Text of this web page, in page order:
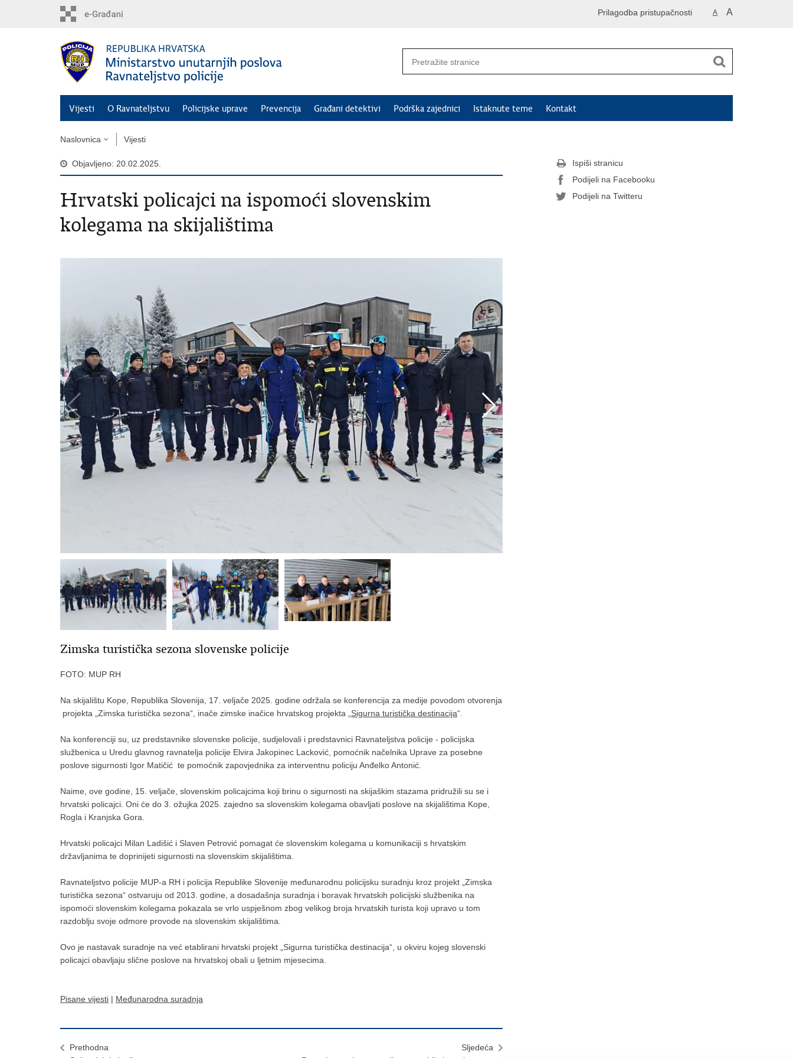
A A
Prilagodba pristupačnosti
Vijesti O Ravnateljstvu Policijske uprave Prevencija Građani detektivi Podrška zajednici Istaknute teme Kontakt
Naslovnica Vijesti
Objavljeno: 20.02.2025.
Hrvatski policajci na ispomoći slovenskim
kolegama na skijalištima
Zimska turistička sezona slovenske policije
FOTO: MUP RH
Na skijalištu Kope, Republika Slovenija, 17. veljače 2025. godine održala se konferencija za medije povodom otvorenja
projekta „Zimska turistička sezona“, inače zimske inačice hrvatskog projekta „ Sigurna turistička destinacija“.
Na konferenciji su, uz predstavnike slovenske policije, sudjelovali i predstavnici Ravnateljstva policije - policijska
službenica u Uredu glavnog ravnatelja policije Elvira Jakopinec Lacković, pomoćnik načelnika Uprave za posebne
poslove sigurnosti Igor Matičić te pomoćnik zapovjednika za interventnu policiju Anđelko Antonić.
Naime, ove godine, 15. veljače, slovenskim policajcima koji brinu o sigurnosti na skijaškim stazama pridružili su se i
hrvatski policajci. Oni će do 3. ožujka 2025. zajedno sa slovenskim kolegama obavljati poslove na skijalištima Kope,
Rogla i Kranjska Gora.
Hrvatski policajci Milan Ladišić i Slaven Petrović pomagat će slovenskim kolegama u komunikaciji s hrvatskim
državljanima te doprinijeti sigurnosti na slovenskim skijalištima.
Ravnateljstvo policije MUP-a RH i policija Republike Slovenije međunarodnu policijsku suradnju kroz projekt „Zimska
turistička sezona“ ostvaruju od 2013. godine, a dosadašnja suradnja i boravak hrvatskih policijski službenika na
ispomoći slovenskim kolegama pokazala se vrlo uspješnom zbog velikog broja hrvatskih turista koji upravo u tom
razdoblju svoje odmore provode na slovenskim skijalištima.
Ovo je nastavak suradnje na već etablirani hrvatski projekt „Sigurna turistička destinacija“, u okviru kojeg slovenski
policajci obavljaju slične poslove na hrvatskoj obali u ljetnim mjesecima.
Pisane vijesti | Međunarodna suradnja
Prethodna
Sljedeća
Ispiši stranicu
Podijeli na Facebooku
Podijeli na Twitteru